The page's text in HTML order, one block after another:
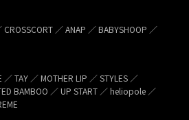
CROSSCORT ／ ANAP ／ BABYSHOOP ／
TAY ／ MOTHER LIP ／ STYLES ／
BAMBOO ／ UP START ／ heliopole ／